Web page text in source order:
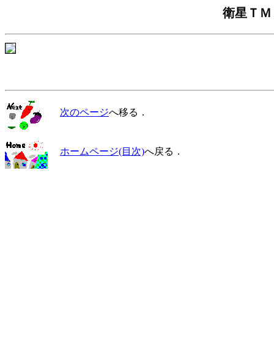
衛星Ｔ
次のページへ移る．
ホームページ(目次)へ戻る．